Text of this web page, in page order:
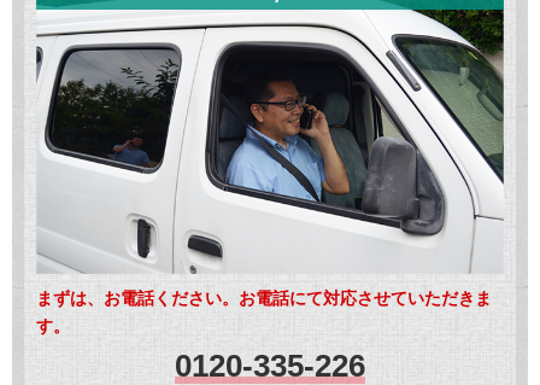
まずは、お電話ください。お電話にて対応させていただきま
す。
0120-335-226